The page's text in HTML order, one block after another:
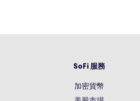
SoFi 服務
加密貨幣